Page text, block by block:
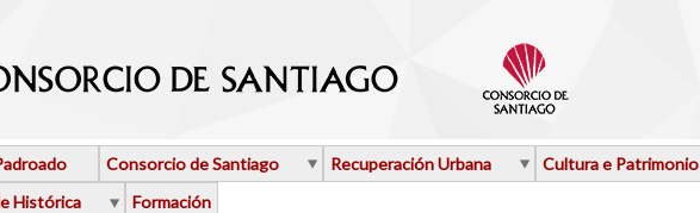
Consorcio de Santiago Recuperación Urbana
Cultura e Patrimonio
Histórica
Formación